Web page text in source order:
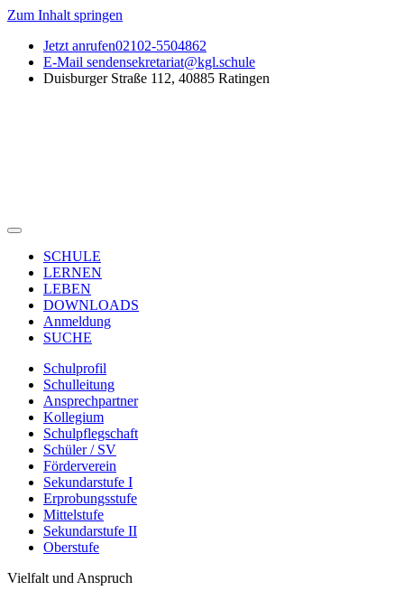
Zum Inhalt springen
Jetzt anrufen02102-5504862
E-Mail sendensekretariat@kgl.schule
Duisburger Straße 112, 40885 Ratingen
SCHULE
LERNEN
LEBEN
DOWNLOADS
Anmeldung
SUCHE
Schulprofil
Schulleitung
Ansprechpartner
Kollegium
Schulpflegschaft
Schüler / SV
Förderverein
Sekundarstufe I
Erprobungsstufe
Mittelstufe
Sekundarstufe II
Oberstufe
Vielfalt und Anspruch